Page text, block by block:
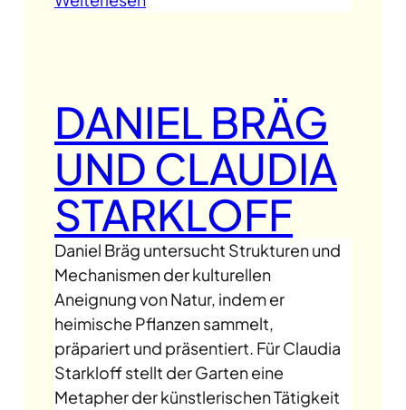
DANIEL BRÄG
UND CLAUDIA
STARKLOFF
Daniel Bräg untersucht Strukturen und
Mechanismen der kulturellen
Aneignung von Natur, indem er
heimische Pflanzen sammelt,
präpariert und präsentiert. Für Claudia
Starkloff stellt der Garten eine
Metapher der künstlerischen Tätigkeit